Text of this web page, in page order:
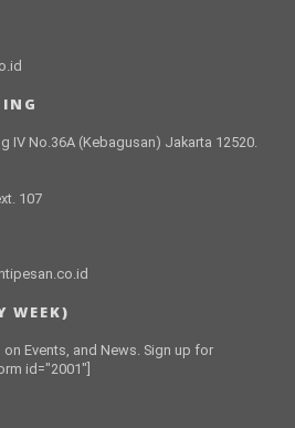
IV No.36A (Kebagusan) Jakarta 12520.
107
WEEK)
Events, and News. Sign up for
id="2001"]